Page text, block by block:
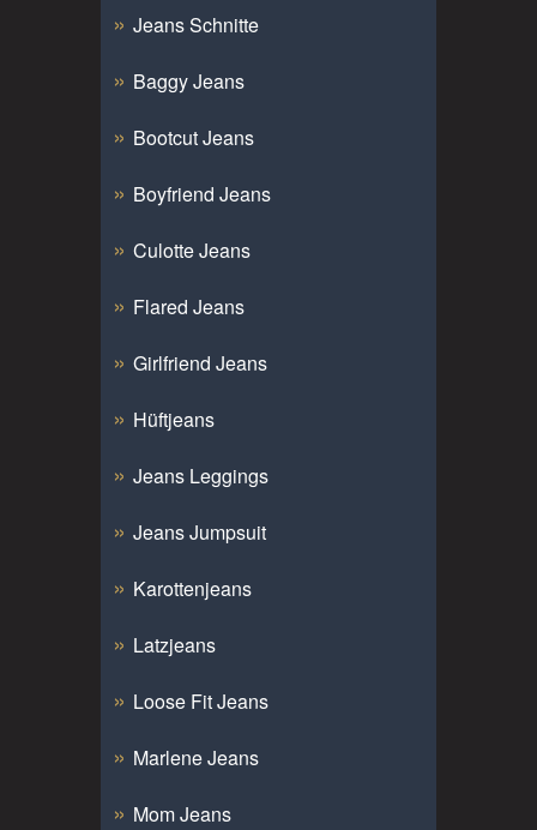
Jeans Schnitte
Baggy Jeans
Bootcut Jeans
Boyfriend Jeans
Culotte Jeans
Flared Jeans
Girlfriend Jeans
Hüftjeans
Jeans Leggings
Jeans Jumpsuit
Karottenjeans
Latzjeans
Loose Fit Jeans
Marlene Jeans
Mom Jeans